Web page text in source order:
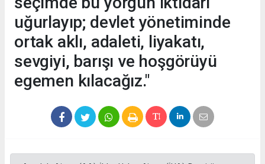
uğurlayıp; devlet yönetiminde
ortak aklı, adaleti, liyakatı,
sevgiyi, barışı ve hoşgörüyü
egemen kılacağız."